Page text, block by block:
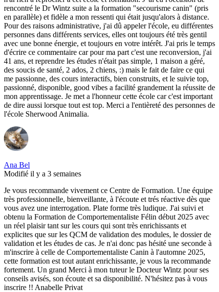
rencontré le Dr Wintz suite a la formation "secourisme canin" (pris
en parallèle) et fidèle a mon ressenti qui était jusqu'alors à distance.
Pour des raisons administrative, j'ai dû appeler l'école, eu différentes
personnes dans différents services, elles ont toujours été très gentil
avec une bonne énergie, et toujours en votre intérêt. J'ai pris le temps
d'écrire ce commentaire car pour ma part c'est une reconversion, j'ai
41 ans, et reprendre les études n'était pas simple, 1 maison a géré,
des soucis de santé, 2 ados, 2 chiens, :) mais le fait de faire ce qui
me passionne, des cours interactifs, bien construits, et le suivie top,
passionné, disponible, good vibes a facilité grandement la réussite de
mon apprentissage. Je met a l'honneur cette école car c'est important
de dire aussi lorsque tout est top. Merci a l'entièreté des personnes de
l'école Sherwood Animalia.
Ana Bel
Modifié il y a 3 semaines
Je vous recommande vivement ce Centre de Formation. Une équipe
très professionnelle, bienveillante, à l'écoute et trés réactive dès que
vous avez une interrogation. Plate forme très ludique. J'ai suivi et
obtenu la Formation de Comportementaliste Félin début 2025 avec
un réel plaisir tant sur les cours qui sont très enrichissants et
explicites que sur les QCM de validation des modules, le dossier de
validation et les études de cas. Je n'ai donc pas hésité une seconde à
m'inscrire à celle de Comportementaliste Canin à l'automne 2025,
cette formation est tout autant enrichissante, je vous la recommande
fortement. Un grand Merci à mon tuteur le Docteur Wintz pour ses
conseils avisés, son écoute et sa disponibilité. N'hésitez pas à vous
inscrire !! Anabelle Privat